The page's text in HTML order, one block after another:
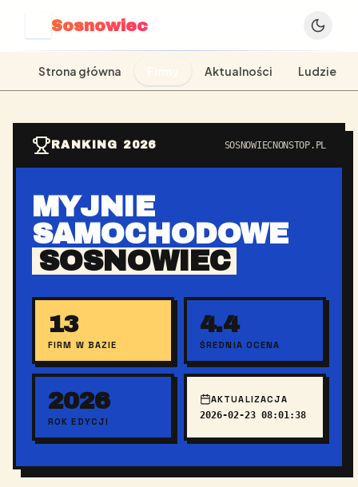
Sosnowiec
Strona główna Aktualności Ludzie
RANKING 2026 SOSNOWIECNONSTOP.PL
MYJNIE
SAMOCHODOWE
SOSNOWIEC
13
FIRM W BAZIE
4.4
ŚREDNIA OCENA
2026
ROK EDYCJI
AKTUALIZACJA
2026-02-23 08:01:38